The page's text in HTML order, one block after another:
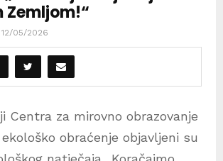
12/05/2026
Centra za mirovno obrazovanje
obraćenje objavljeni su